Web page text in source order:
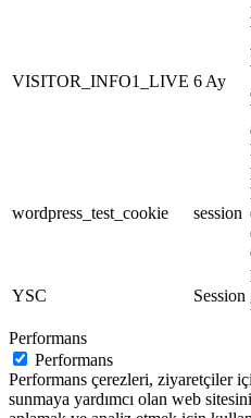
VISITOR_INFO1_LIVE 6 Ay
wordpress_test_cookie session
YSC Session
Performans
Performans
Performans çerezleri, ziyaretçiler
sunmaya yardımcı olan web